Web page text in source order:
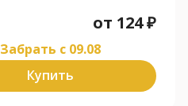
от 124₽
Забрать c 09.08
Купить